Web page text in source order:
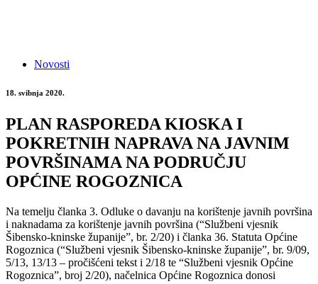
Novosti
18. svibnja 2020.
PLAN RASPOREDA KIOSKA I
POKRETNIH NAPRAVA NA JAVNIM
POVRŠINAMA NA PODRUČJU
OPĆINE ROGOZNICA
Na temelju članka 3. Odluke o davanju na korištenje javnih površina
i naknadama za korištenje javnih površina (“Službeni vjesnik
Šibensko-kninske županije”, br. 2/20) i članka 36. Statuta Općine
Rogoznica (“Službeni vjesnik Šibensko-kninske županije”, br. 9/09,
5/13, 13/13 – pročišćeni tekst i 2/18 te “Službeni vjesnik Općine
Rogoznica”, broj 2/20), načelnica Općine Rogoznica donosi